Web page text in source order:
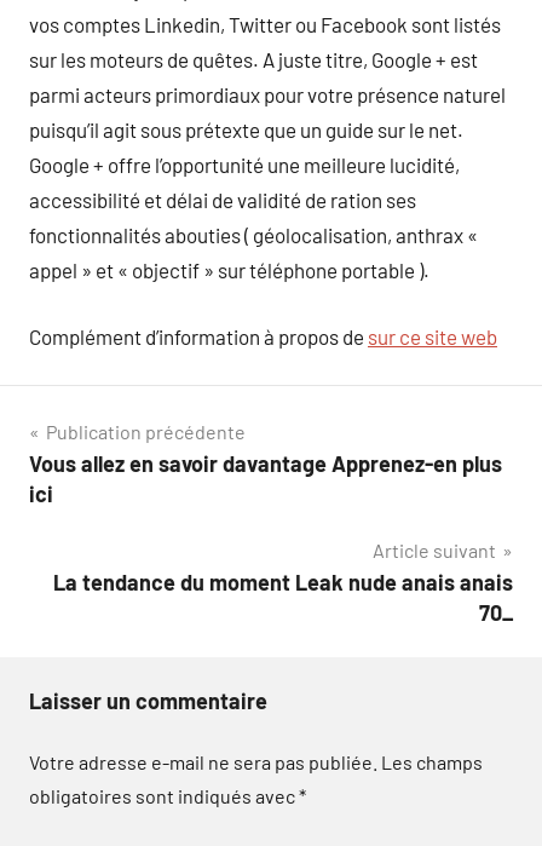
vos comptes Linkedin, Twitter ou Facebook sont listés
sur les moteurs de quêtes. A juste titre, Google + est
parmi acteurs primordiaux pour votre présence naturel
puisqu’il agit sous prétexte que un guide sur le net.
Google + offre l’opportunité une meilleure lucidité,
accessibilité et délai de validité de ration ses
fonctionnalités abouties ( géolocalisation, anthrax «
appel » et « objectif » sur téléphone portable ).
Complément d’information à propos de sur ce site web
Navigation
de
Publication précédente
Vous allez en savoir davantage Apprenez-en plus
ici
Article suivant
La tendance du moment Leak nude anais anais
70_
Laisser un commentaire
Votre adresse e-mail ne sera pas publiée. Les champs
obligatoires sont indiqués avec*